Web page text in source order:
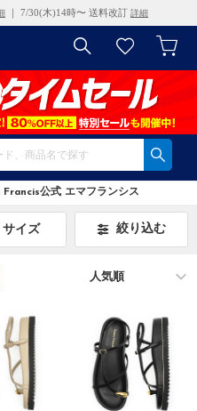
｜ 7/30(木)14時〜 送料改訂 詳細
Francis公式 エマフランシス
サイズ 絞り込む